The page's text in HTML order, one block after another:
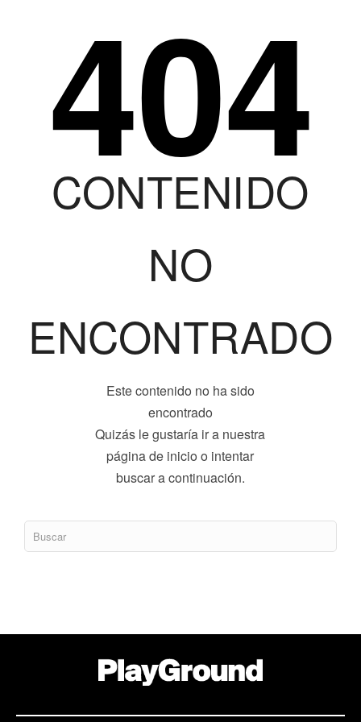
404
CONTENIDO
NO
ENCONTRADO
Este contenido no ha sido
encontrado
Quizás le gustaría ir a nuestra
página de inicio o intentar
buscar a continuación.